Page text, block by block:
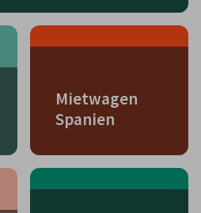
Mietwagen
Spanien